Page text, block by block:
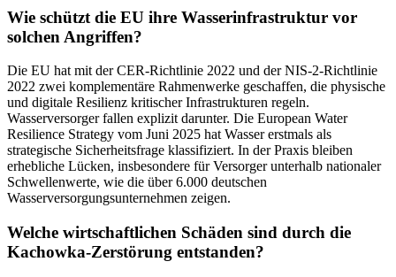
Wie schützt die EU ihre Wasserinfrastruktur vor
solchen Angriffen?
Die EU hat mit der CER-Richtlinie 2022 und der NIS-2-Richtlinie
2022 zwei komplementäre Rahmenwerke geschaffen, die physische
und digitale Resilienz kritischer Infrastrukturen regeln.
Wasserversorger fallen explizit darunter. Die European Water
Resilience Strategy vom Juni 2025 hat Wasser erstmals als
strategische Sicherheitsfrage klassifiziert. In der Praxis bleiben
erhebliche Lücken, insbesondere für Versorger unterhalb nationaler
Schwellenwerte, wie die über 6.000 deutschen
Wasserversorgungsunternehmen zeigen.
Welche wirtschaftlichen Schäden sind durch die
Kachowka-Zerstörung entstanden?